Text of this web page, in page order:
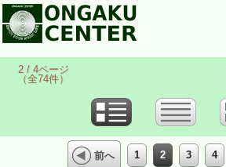
2 / 4ページ
（全74件）
前へ 1 2 3 4